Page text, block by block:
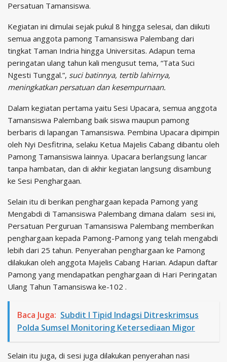
Persatuan Tamansiswa.
Kegiatan ini dimulai sejak pukul 8 hingga selesai, dan diikuti
semua anggota pamong Tamansiswa Palembang dari
tingkat Taman Indria hingga Universitas. Adapun tema
peringatan ulang tahun kali mengusut tema, “Tata Suci
Ngesti Tunggal.”, suci batinnya, tertib lahirnya,
meningkatkan persatuan dan kesempurnaan.
Dalam kegiatan pertama yaitu Sesi Upacara, semua anggota
Tamansiswa Palembang baik siswa maupun pamong
berbaris di lapangan Tamansiswa. Pembina Upacara dipimpin
oleh Nyi Desfitrina, selaku Ketua Majelis Cabang dibantu oleh
Pamong Tamansiswa lainnya. Upacara berlangsung lancar
tanpa hambatan, dan di akhir kegiatan langsung disambung
ke Sesi Penghargaan.
Selain itu di berikan penghargaan kepada Pamong yang
Mengabdi di Tamansiswa Palembang dimana dalam sesi ini,
Persatuan Perguruan Tamansiswa Palembang memberikan
penghargaan kepada Pamong-Pamong yang telah mengabdi
lebih dari 25 tahun. Penyerahan penghargaan ke Pamong
dilakukan oleh anggota Majelis Cabang Harian. Adapun daftar
Pamong yang mendapatkan penghargaan di Hari Peringatan
Ulang Tahun Tamansiswa ke-102 .
Baca Juga: Subdit I Tipid Indagsi Ditreskrimsus
Polda Sumsel Monitoring Ketersediaan Migor
Selain itu juga, di sesi juga dilakukan penyerahan nasi